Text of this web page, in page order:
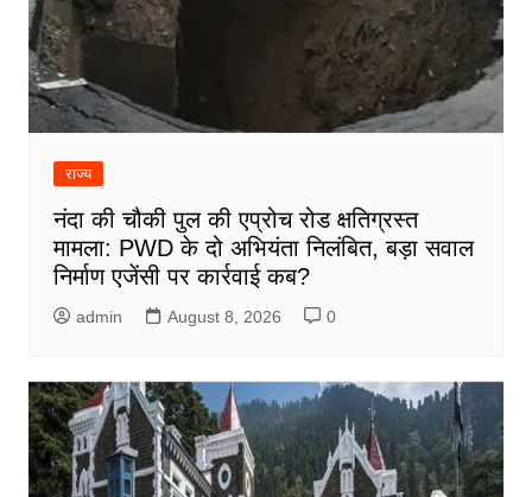
राज्य
नंदा की चौकी पुल की एप्रोच रोड क्षतिग्रस्त
मामला: PWD के दो अभियंता निलंबित, बड़ा सवाल
निर्माण एजेंसी पर कार्रवाई कब?
admin August 8, 2026 0